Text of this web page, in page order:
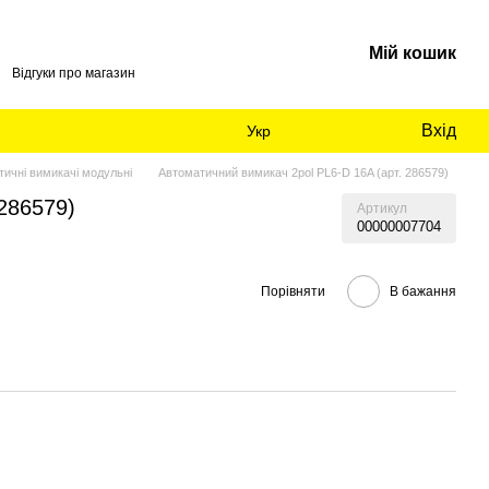
Відгуки про магазин
Мій кошик
Укр Вхід
вимикачі модульні Автоматичний вимикач 2pol PL6-D 16A (арт. 286579)
Артикул
00000007704
Порівняти В бажання